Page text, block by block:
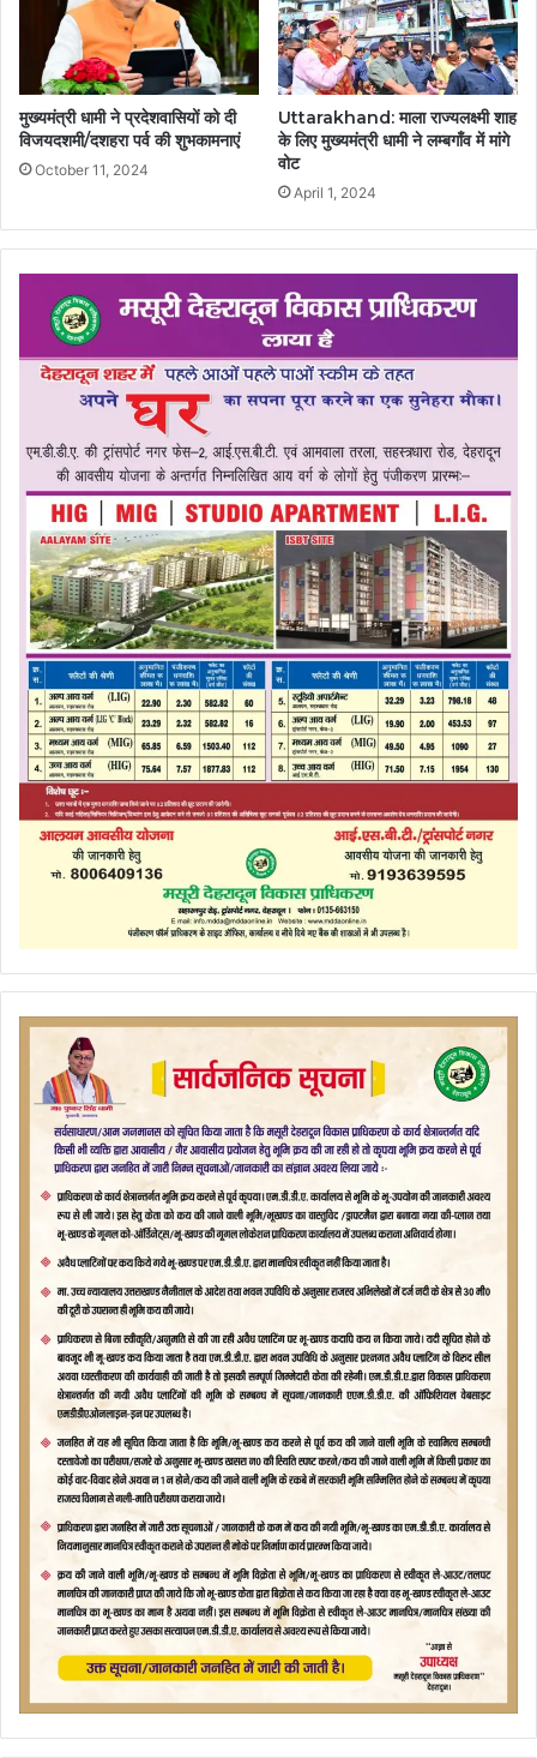
मुख्यमंत्री धामी ने प्रदेशवासियों को दी
विजयदशमी/दशहरा पर्व की शुभकामनाएं
October 11, 2024
Uttarakhand: माला राज्यलक्ष्मी शाह
के लिए मुख्यमंत्री धामी ने लम्बगाँव में मांगे
वोट
April 1, 2024